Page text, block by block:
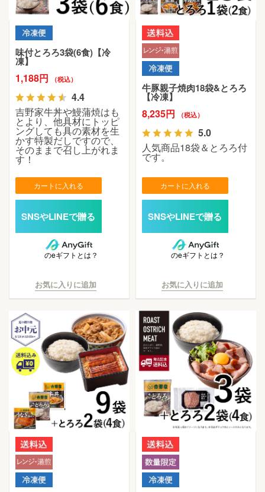
味付とろろ3袋(6食)【冷
凍】
1,188円 （税込）
4.4
吉野家牛丼や鰻蒲焼はも
とより、他具材にトッピ
ングしても具の素材を生
かす特製だしですので、
そのままで召し上がれま
す！
カートに入れる
のeギフトとは？
お気に入りに追加
牛豚親子焼肉18袋&とろろ
【冷凍】
8,235円 （税込）
5.0
人気商品18袋＆とろろ付
です。
カートに入れる
のeギフトとは？
お気に入りに追加